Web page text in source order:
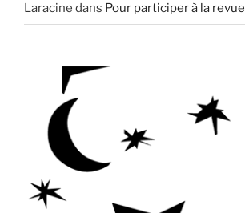
Laracine dans Pour participer à la revue